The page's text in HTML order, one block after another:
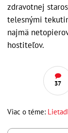
zdravotnej
telesnými
najmä
hostiteľov.
37
Viac o téme: